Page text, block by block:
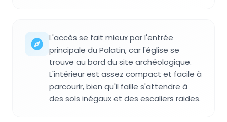
L'accès se fait mieux par l'entrée
principale du Palatin, car l'église se
trouve au bord du site archéologique.
L'intérieur est assez compact et facile à
parcourir, bien qu'il faille s'attendre à
des sols inégaux et des escaliers raides.